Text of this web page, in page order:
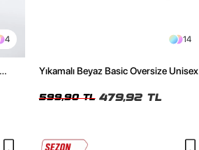
4 14
Yıkamalı Beyaz Basic Oversize Unisex
599,90 TL 479,92 TL